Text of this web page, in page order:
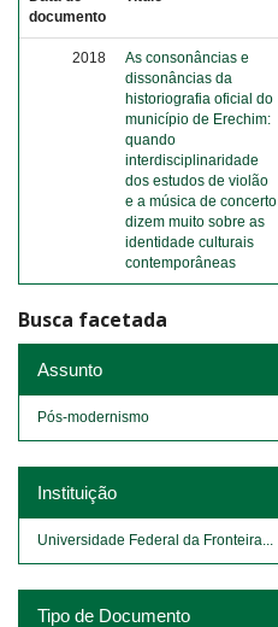
documento
2018
As consonâncias e
dissonâncias da
historiografia oficial do
município de Erechim:
quando
interdisciplinaridade
dos estudos de violão
e a música de concerto
dizem muito sobre as
identidade culturais
contemporâneas
Busca facetada
Assunto
Pós-modernismo
Instituição
Universidade Federal da Fronteira...
Tipo de Documento